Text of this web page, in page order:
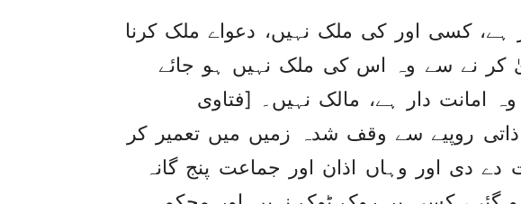
کسی اور کی ملک نہیں، دعواے ملک کرنا
کر نے سے وہ اس کی ملک نہیں ہو جائے
دار ہے، مالک نہیں۔ [فتاوی
روپیے سے وقف شدہ زمیں میں تعمیر کر
دی اور وہاں اذان اور جماعت پنج گانہ